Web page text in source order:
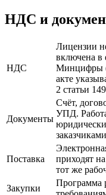
НДС и
НДС
Лицензии
включена в
Минцифры
акте
2 статьи
Документы
Счёт,
УПД.
Поставка
приходят
тот же
Закупки
Программа